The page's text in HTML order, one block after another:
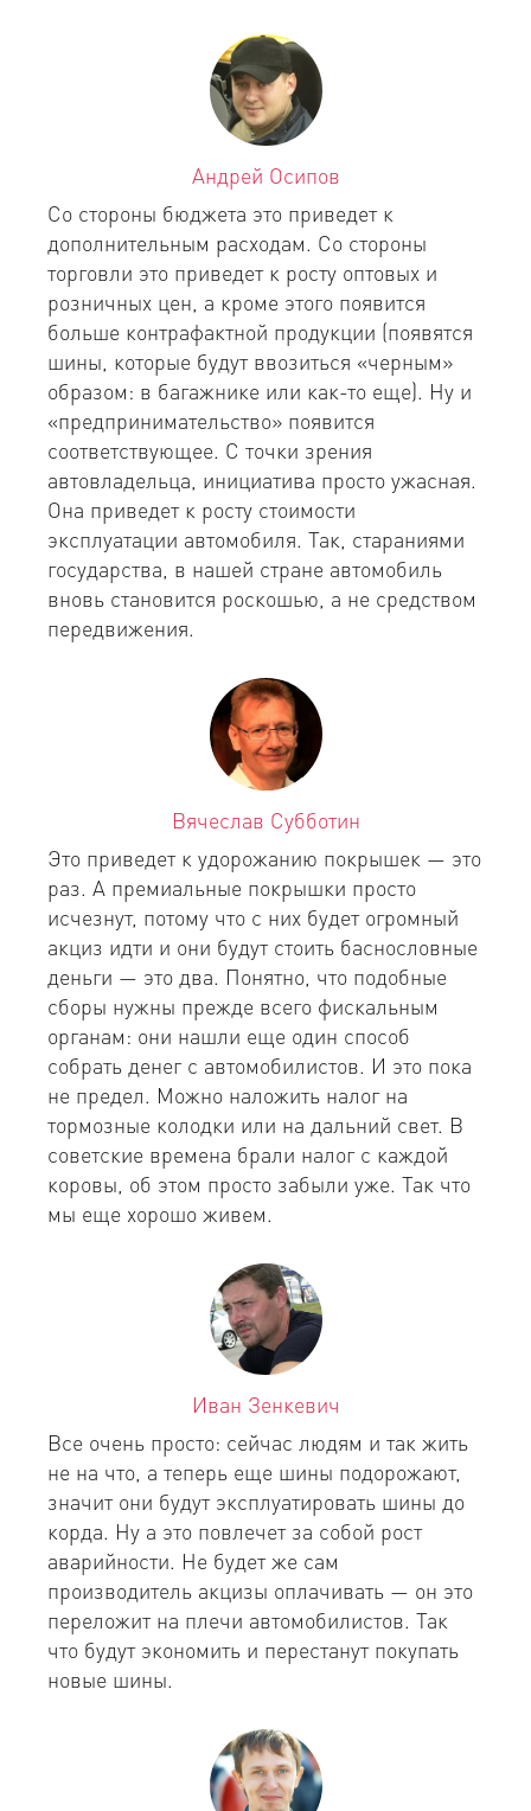
Андрей Осипов
Со стороны бюджета это приведет к
дополнительным расходам. Со стороны
торговли это приведет к росту оптовых и
розничных цен, а кроме этого появится
больше контрафактной продукции (появятся
шины, которые будут ввозиться «черным»
образом: в багажнике или как-то еще). Ну и
«предпринимательство» появится
соответствующее. С точки зрения
автовладельца, инициатива просто ужасная.
Она приведет к росту стоимости
эксплуатации автомобиля. Так, стараниями
государства, в нашей стране автомобиль
вновь становится роскошью, а не средством
передвижения.
Вячеслав Субботин
Это приведет к удорожанию покрышек — это
раз. А премиальные покрышки просто
исчезнут, потому что с них будет огромный
акциз идти и они будут стоить баснословные
деньги — это два. Понятно, что подобные
сборы нужны прежде всего фискальным
органам: они нашли еще один способ
собрать денег с автомобилистов. И это пока
не предел. Можно наложить налог на
тормозные колодки или на дальний свет. В
советские времена брали налог с каждой
коровы, об этом просто забыли уже. Так что
мы еще хорошо живем.
Иван Зенкевич
Все очень просто: сейчас людям и так жить
не на что, а теперь еще шины подорожают,
значит они будут эксплуатировать шины до
корда. Ну а это повлечет за собой рост
аварийности. Не будет же сам
производитель акцизы оплачивать — он это
переложит на плечи автомобилистов. Так
что будут экономить и перестанут покупать
новые шины.